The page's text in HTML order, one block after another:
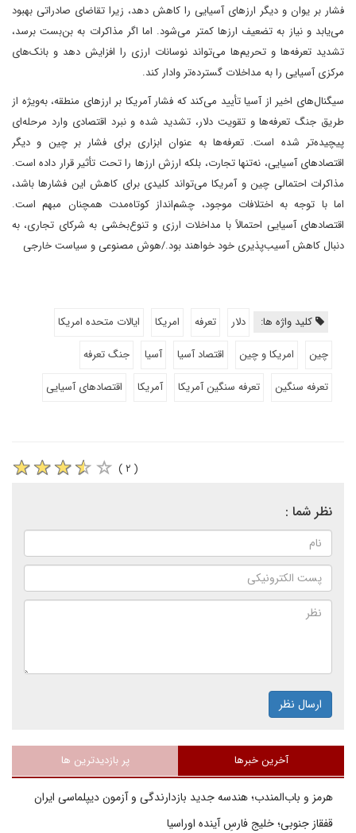
فشار بر یوان و دیگر ارزهای آسیایی را کاهش دهد، زیرا تقاضای صادراتی بهبود
می‌یابد و نیاز به تضعیف ارزها کمتر می‌شود. اما اگر مذاکرات به بن‌بست برسد،
تشدید تعرفه‌ها و تحریم‌ها می‌تواند نوسانات ارزی را افزایش دهد و بانک‌های
مرکزی آسیایی را به مداخلات گسترده‌تر وادار کند.
سیگنال‌های اخیر از آسیا تأیید می‌کند که فشار آمریکا بر ارزهای منطقه، به‌ویژه از
طریق جنگ تعرفه‌ها و تقویت دلار، تشدید شده و نبرد اقتصادی وارد مرحله‌ای
پیچیده‌تر شده است. تعرفه‌ها به عنوان ابزاری برای فشار بر چین و دیگر
اقتصادهای آسیایی، نه‌تنها تجارت، بلکه ارزش ارزها را تحت تأثیر قرار داده است.
مذاکرات احتمالی چین و آمریکا می‌تواند کلیدی برای کاهش این فشارها باشد،
اما با توجه به اختلافات موجود، چشم‌انداز کوتاه‌مدت همچنان مبهم است.
اقتصادهای آسیایی احتمالاً با مداخلات ارزی و تنوع‌بخشی به شرکای تجاری، به
دنبال کاهش آسیب‌پذیری خود خواهند بود./هوش مصنوعی و سیاست خارجی
کلید واژه ها: دلار تعرفه امریکا
ایالات متحده امریکا
چین
امریکا و چین اقتصاد آسیا آسیا
جنگ تعرفه
تعرفه سنگین
تعرفه سنگین آمریکا آمریکا اقتصادهای آسیایی
( ۲ )
نظر شما :
ارسال نظر
آخرین خبرها پر بازدیدترین ها
هرمز و باب‌المندب؛ هندسه جدید بازدارندگی و آزمون دیپلماسی ایران
قفقاز جنوبی؛ خلیج فارسِ آینده اوراسیا